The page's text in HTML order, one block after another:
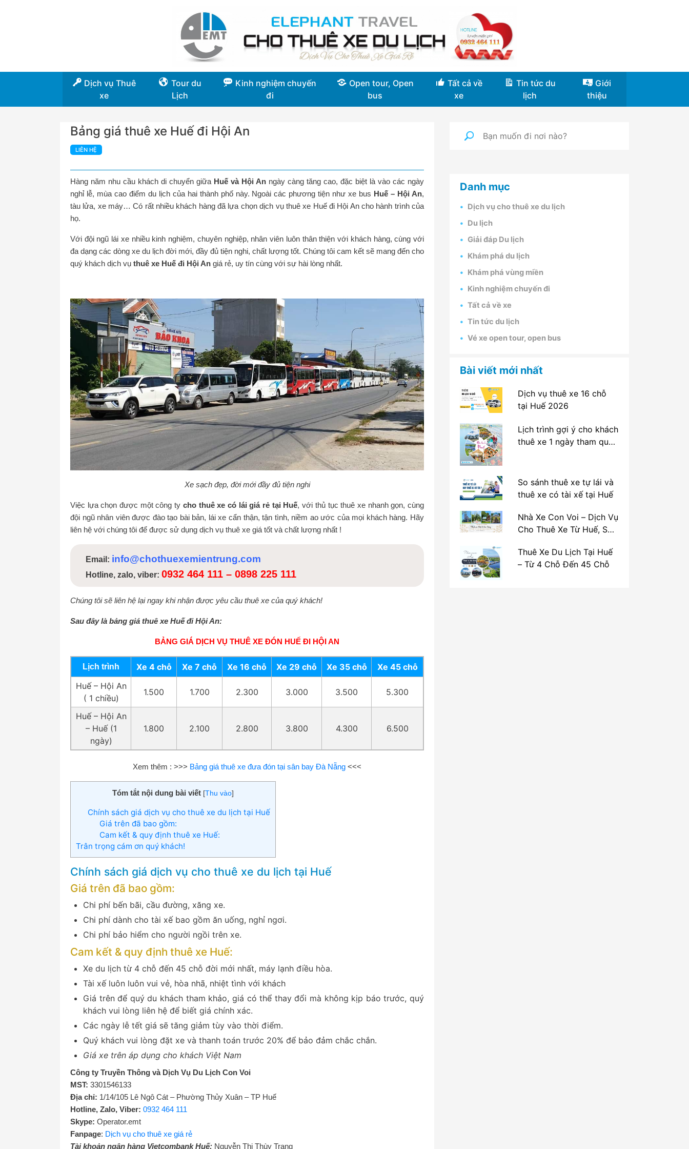
Dịch vụ Thuê
xe
Tour du
Lịch
Kinh nghiệm chuyến
đi
Open tour, Open
bus
Tất cả về
xe
Tin tức du
lịch
Giới
thiệu
Bảng giá thuê xe Huế đi Hội An
LIÊN HỆ
Hàng năm nhu cầu khách di chuyển giữa Huế và Hội An ngày càng tăng cao, đặc biệt là vào các ngày
nghỉ lễ, mùa cao điểm du lịch của hai thành phố này. Ngoài các phương tiện như xe bus Huế – Hội An,
tàu lửa, xe máy… Có rất nhiều khách hàng đã lựa chọn dịch vụ thuê xe Huế đi Hội An cho hành trình của
họ.
Với đội ngũ lái xe nhiều kinh nghiệm, chuyên nghiệp, nhân viên luôn thân thiện với khách hàng, cùng với
đa dạng các dòng xe du lịch đời mới, đầy đủ tiện nghi, chất lượng tốt. Chúng tôi cam kết sẽ mang đến cho
quý khách dịch vụ thuê xe Huế đi Hội An giá rẻ, uy tín cùng với sự hài lòng nhất.
Xe sạch đẹp, đời mới đầy đủ tiện nghi
Việc lựa chọn được một công ty cho thuê xe có lái giá rẻ tại Huế, với thủ tục thuê xe nhanh gọn, cùng
đội ngũ nhân viên được đào tạo bài bản, lái xe cẩn thận, tận tình, niềm ao ước của mọi khách hàng. Hãy
liên hệ với chúng tôi để được sử dụng dịch vụ thuê xe giá tốt và chất lượng nhất !
Email: info@chothuexemientrung.com
Hotline, zalo, viber: 0932 464 111 – 0898 225 111
Chúng tôi sẽ liên hệ lại ngay khi nhận được yêu cầu thuê xe của quý khách!
Sau đây là bảng giá thuê xe Huế đi Hội An:
BẢNG GIÁ DỊCH VỤ THUÊ XE ĐÓN HUẾ ĐI HỘI AN
Lịch trình Xe 4 chỗ Xe 7 chỗ Xe 16 chỗ Xe 29 chỗ Xe 35 chỗ
Xe 45 chỗ
Huế – Hội An
( 1 chiều)
1.500 1.700 2.300 3.000 3.500 5.300
Huế – Hội An
– Huế (1
ngày)
1.800 2.100 2.800 3.800 4.300 6.500
Xem thêm : >>> Bảng giá thuê xe đưa đón tại sân bay Đà Nẵng <<<
Tóm tắt nội dung bài viết [Thu vào]
Chính sách giá dịch vụ cho thuê xe du lịch tại Huế
Giá trên đã bao gồm:
Cam kết & quy định thuê xe Huế:
Trân trọng cám ơn quý khách!
Chính sách giá dịch vụ cho thuê xe du lịch tại Huế
Giá trên đã bao gồm:
Chi phí bến bãi, cầu đường, xăng xe.
Chi phí dành cho tài xế bao gồm ăn uống, nghỉ ngơi.
Chi phí bảo hiểm cho người ngồi trên xe.
Cam kết & quy định thuê xe Huế:
Xe du lịch từ 4 chỗ đến 45 chỗ đời mới nhất, máy lạnh điều hòa.
Tài xế luôn luôn vui vẻ, hòa nhã, nhiệt tình với khách
Giá trên để quý du khách tham khảo, giá có thể thay đổi mà không kịp báo trước, quý
khách vui lòng liên hệ để biết giá chính xác.
Các ngày lễ tết giá sẽ tăng giảm tùy vào thời điểm.
Quý khách vui lòng đặt xe và thanh toán trước 20% để bảo đảm chắc chắn.
Giá xe trên áp dụng cho khách Việt Nam
Công ty Truyền Thông và Dịch Vụ Du Lịch Con Voi
MST: 3301546133
Địa chỉ: 1/14/105 Lê Ngô Cát – Phường Thủy Xuân – TP Huế
Hotline, Zalo, Viber: 0932 464 111
Skype: Operator.emt
Fanpage: Dịch vụ cho thuê xe giá rẻ
Tài khoản ngân hàng Vietcombank Huế: Nguyễn Thị Thùy Trang
Danh mục
Dịch vụ cho thuê xe du lịch
Du lịch
Giải đáp Du lịch
Khám phá du lịch
Khám phá vùng miền
Kinh nghiệm chuyến đi
Tất cả về xe
Tin tức du lịch
Vé xe open tour, open bus
Bài viết mới nhất
Dịch vụ thuê xe 16 chỗ
tại Huế 2026
Lịch trình gợi ý cho khách
thuê xe 1 ngày tham quan
So sánh thuê xe tự lái và
thuê xe có tài xế tại Huế
Nhà Xe Con Voi – Dịch Vụ
Cho Thuê Xe Từ Huế, Sân
La Vang
Thuê Xe Du Lịch Tại Huế
– Từ 4 Chỗ Đến 45 Chỗ